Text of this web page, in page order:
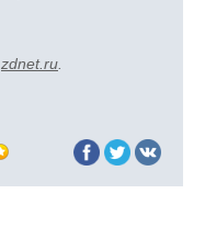
zdnet.ru